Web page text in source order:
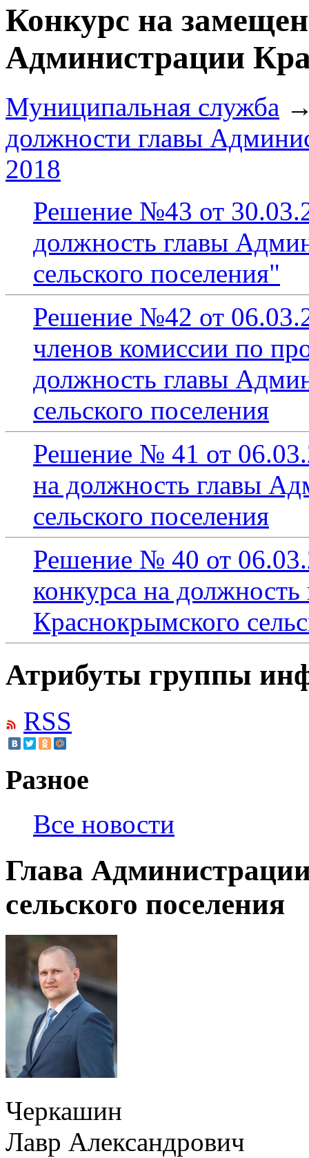
Конкурс на
Администрации
Муниципальная служба
должности главы
2018
Решение №43 от
должность главы
сельского поселения"
Решение №42 от
членов комиссии по
должность главы
сельского поселения
Решение № 41 от
на должность главы
сельского поселения
Решение № 40 от
конкурса на
Краснокрымского
Атрибуты группы
RSS
Разное
Все новости
Глава
сельского поселения
Черкашин
Лавр Александрович